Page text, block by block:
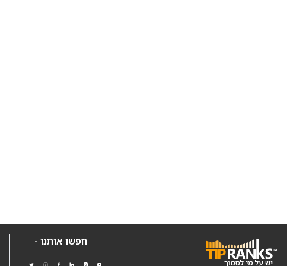
חפשו אותנו -